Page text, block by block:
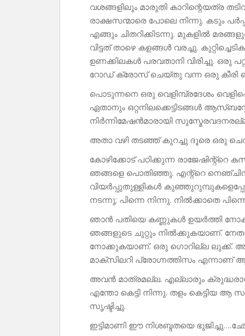
വശങ്ങളിലും മാരുതി കാറിന്റെയത്ര
രാക്ഷസന്മാരെ പോലെ നിന്നു. കടും
എങ്ങും ചിതറിക്കിടന്നു. മുകളിൽ
വിട്ടത് താഴെ കളങ്ങൾ വരച്ചു.
ഉണക്കിലകൾ പരവതാനി വിരിച്ചു. ഒരു
റോഡ് ക്രോസ് ചെയ്തു വന്ന ഒരു കീരി
പൊടുന്നനെ ഒരു വെളിമ്പ്രദേശം
ഏതാനും ഒറ്റനിലക്കെട്ടിടങ്ങൾ
നിർന്നിമേഷൻമാരായി
അതാ വഴി തടഞ്ഞ് കുറച്ചു ദൂരെ ഒരു
കോഴിക്കോട് പഠിക്കുന്ന രാജേഷിന്റ്റെ
ഞങ്ങളെ പൊതിഞ്ഞു. എന്റ്റെ
വിയർപ്പുതുള്ളികൾ
നടന്നു; പിന്നെ നിന്നു. നിൽക്കാതെ
ഞാൻ പതിയെ കണ്ണുകൾ ഉയർത്തി
ഞങ്ങളുടെ ചുറ്റും നിൽക്കുകയാണ്.
നോക്കുകയാണ്. ഒരു ഗൊറില്ല ലുക്ക്.
മാക്സിലറി പ്രോഗ്നത്തിസം എന്നാണ്
അവൻ മാത്രമല്ല. എല്ലാരും
എന്തോ കെട്ടി നിന്നു. തളം കെട്ടിയ
സൃഷ്ടിച്ചു.
ഇട്ടിമാണി ഈ നിശബ്ദതയെ